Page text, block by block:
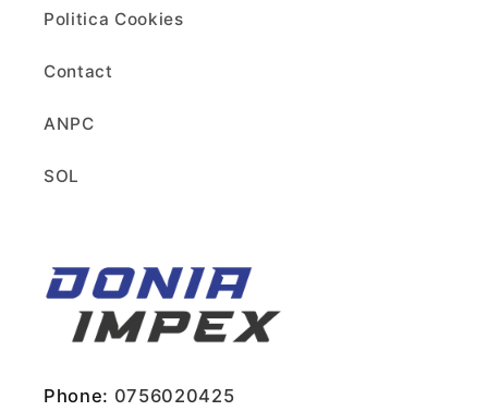
Politica Cookies
Contact
ANPC
SOL
Phone: 0756020425